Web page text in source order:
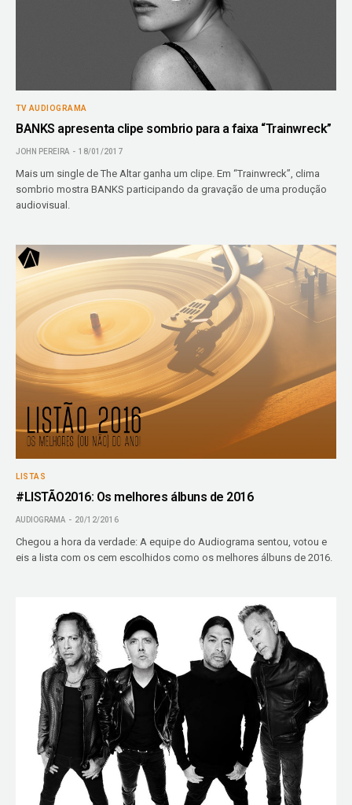
TV AUDIOGRAMA
BANKS apresenta clipe sombrio para a faixa “Trainwreck”
JOHN PEREIRA 18/01/2017
Mais um single de The Altar ganha um clipe. Em “Trainwreck”, clima
sombrio mostra BANKS participando da gravação de uma produção
audiovisual.
LISTAS
#LISTÃO2016: Os melhores álbuns de 2016
AUDIOGRAMA 20/12/2016
Chegou a hora da verdade: A equipe do Audiograma sentou, votou e
eis a lista com os cem escolhidos como os melhores álbuns de 2016.